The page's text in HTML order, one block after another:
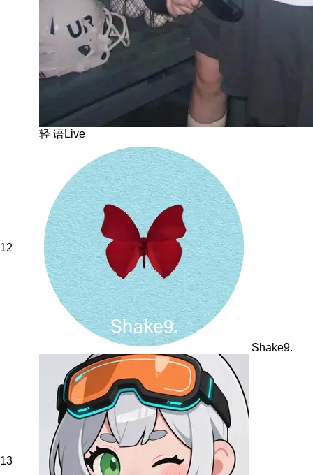
轻 语Live
12
Shake9.
13